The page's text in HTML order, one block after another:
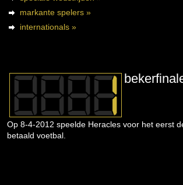
markante spelers »
internationals »
Op 8-4-2012 speelde Heracles voor het eerst
betaald voetbal.